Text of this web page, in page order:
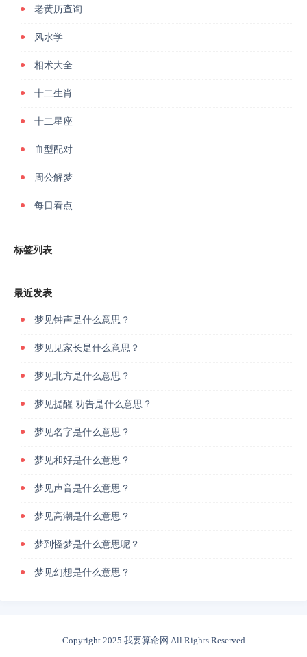
老黄历查询
风水学
相术大全
十二生肖
十二星座
血型配对
周公解梦
每日看点
标签列表
最近发表
梦见钟声是什么意思？
梦见见家长是什么意思？
梦见北方是什么意思？
梦见提醒 劝告是什么意思？
梦见名字是什么意思？
梦见和好是什么意思？
梦见声音是什么意思？
梦见高潮是什么意思？
梦到怪梦是什么意思呢？
梦见幻想是什么意思？
Copyright 2025 我要算命网 All Rights Reserved